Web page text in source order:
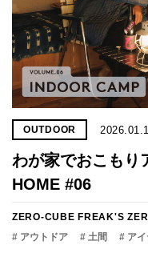
OUTDOOR
わが家でおこもり
HOME #06
ZERO-CUBE FREAK'S
# アウトドア
# 土間 # ア